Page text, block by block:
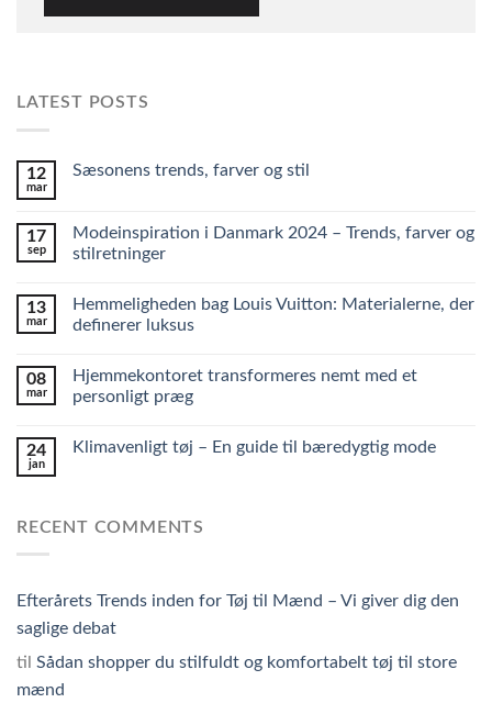
LATEST POSTS
12
mar
Sæsonens trends, farver og stil
17
sep
Modeinspiration i Danmark 2024 – Trends, farver og
stilretninger
13
mar
Hemmeligheden bag Louis Vuitton: Materialerne, der
definerer luksus
08
mar
Hjemmekontoret transformeres nemt med et
personligt præg
24
jan
Klimavenligt tøj – En guide til bæredygtig mode
RECENT COMMENTS
Efterårets Trends inden for Tøj til Mænd – Vi giver dig den
saglige debat
til Sådan shopper du stilfuldt og komfortabelt tøj til store
mænd